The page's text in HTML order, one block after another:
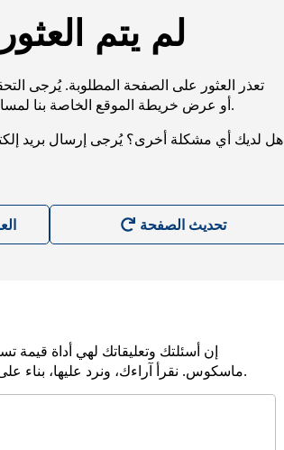
لم يتم
تعذر العثور على الصفحة المطلوبة. يُرجى
URL، أو عرض خريطة الموقع الخاصة بنا لمساعدتك في العثور على ما تريد.
هل لديك أي مشكلة أخرى؟ يُرجى إرسال بريد
إن أسئلتك وتعليقاتك لهي أداة قيمة
ماسكوس. نقرأ آراءك، ونرد عليها، بناء على طلبكم في أسرع وقت ممكن.